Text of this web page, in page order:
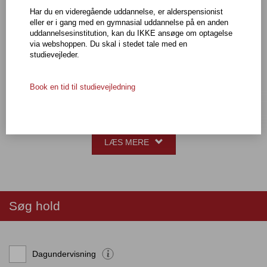
undervisning i faget på det nærmeste underliggende niveau - eller
have tilsvarende faglige kvalifikationer.
Adgangskrav
Du kan tidligst blive optaget på hf-enkeltfag et år efter, at du har
afsluttet folkeskolens 9. eller 10. klasse eller har modtaget
Du kan altså ikke blive optaget, hvis du kommer direkte fra 10.
have tilsvarende faglige kvalifikationer.
LÆS MERE
Søg hold
Dagundervisning
Har du en videregående uddannelse, er alderspensionist
eller er i gang med en gymnasial uddannelse på en anden
uddannelsesinstitution, kan du IKKE ansøge om optagelse
via webshoppen. Du skal i stedet tale med en
studievejleder.
Book en tid til studievejledning